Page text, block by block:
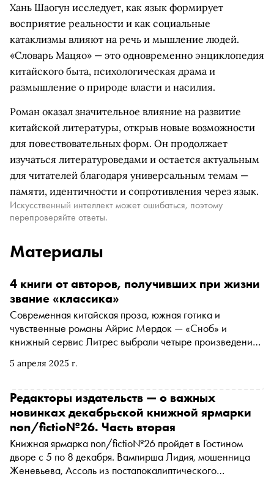
Хань Шаогун исследует, как язык формирует
восприятие реальности и как социальные
катаклизмы влияют на речь и мышление людей.
«Словарь Мацяо» — это одновременно энциклопедия
китайского быта, психологическая драма и
размышление о природе власти и насилия.
Роман оказал значительное влияние на развитие
китайской литературы, открыв новые возможности
для повествовательных форм. Он продолжает
изучаться литературоведами и остается актуальным
для читателей благодаря универсальным темам —
памяти, идентичности и сопротивления через язык.
Искусственный интеллект может ошибаться, поэтому
перепроверяйте ответы.
Материалы
5 апреля 2025 г.
4 книги от авторов, получивших при жизни
звание «классика»
Современная китайская проза, южная готика и
чувственные романы Айрис Мердок — «Сноб» и
книжный сервис Литрес выбрали четыре произведения
Редакторы издательств — о важных
новинках декабрьской книжной ярмарки
non/fictio№26. Часть вторая
Книжная ярмарка non/fictio№26 пройдет в Гостином
дворе с 5 по 8 декабря. Вампирша Лидия, мошенница
Женевьева, Ассоль из постапокалиптического